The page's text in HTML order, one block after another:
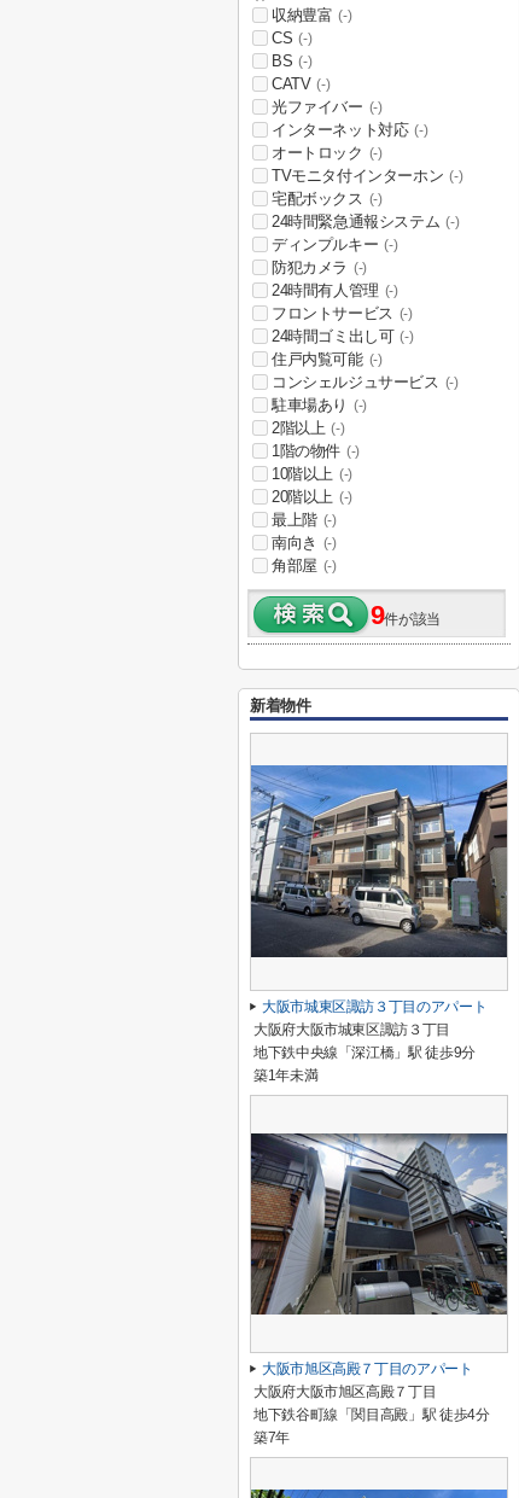
収納豊富 (-)
CS (-)
BS (-)
CATV (-)
光ファイバー (-)
インターネット対応 (-)
オートロック (-)
TVモニタ付インターホン (-)
宅配ボックス (-)
24時間緊急通報システム (-)
ディンプルキー (-)
防犯カメラ (-)
24時間有人管理 (-)
フロントサービス (-)
24時間ゴミ出し可 (-)
住戸内覧可能 (-)
コンシェルジュサービス (-)
駐車場あり (-)
2階以上 (-)
1階の物件 (-)
10階以上 (-)
20階以上 (-)
最上階 (-)
南向き (-)
角部屋 (-)
9件が該当
新着物件
大阪市城東区諏訪３丁目のアパート
大阪府大阪市城東区諏訪３丁目
地下鉄中央線「深江橋」駅 徒歩9分
築1年未満
大阪市旭区高殿７丁目のアパート
大阪府大阪市旭区高殿７丁目
地下鉄谷町線「関目高殿」駅 徒歩4分
築7年